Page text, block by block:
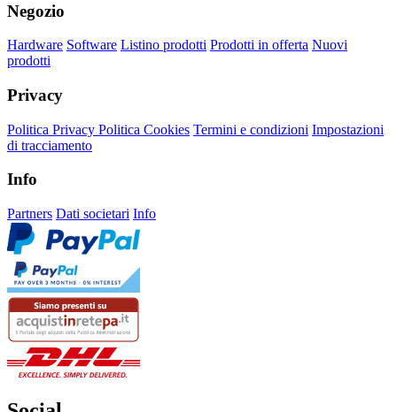
Negozio
Hardware Software Listino prodotti Prodotti in offerta Nuovi
prodotti
Privacy
Politica Privacy Politica Cookies Termini e condizioni Impostazioni
di tracciamento
Info
Partners Dati societari Info